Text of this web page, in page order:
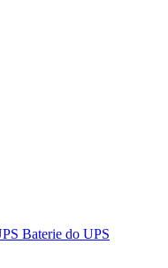
Baterie do UPS